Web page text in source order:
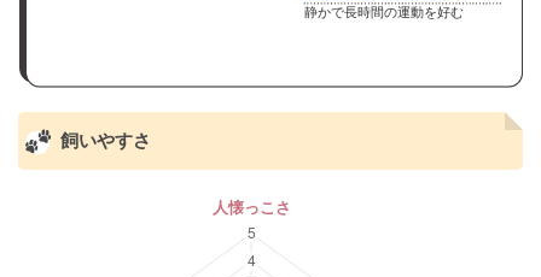
静かで長時間の運動を好む
飼いやすさ